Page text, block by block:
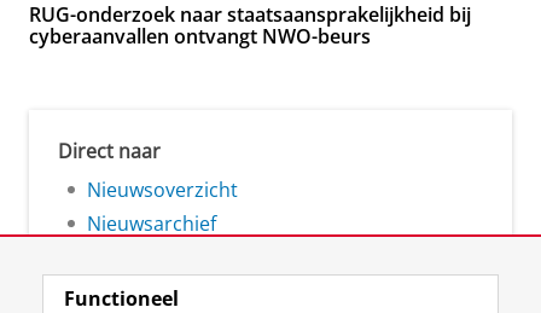
RUG-onderzoek naar staatsaansprakelijkheid bij
cyberaanvallen ontvangt NWO-beurs
Direct naar
Nieuwsoverzicht
Nieuwsarchief
Functioneel